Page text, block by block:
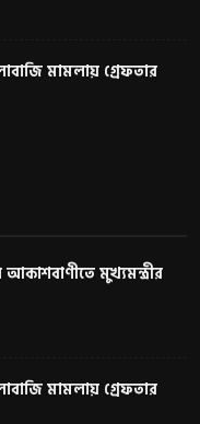
মামলায় গ্রেফতার
আকাশবাণীতে মুখ্যমন্ত্রীর
মামলায় গ্রেফতার